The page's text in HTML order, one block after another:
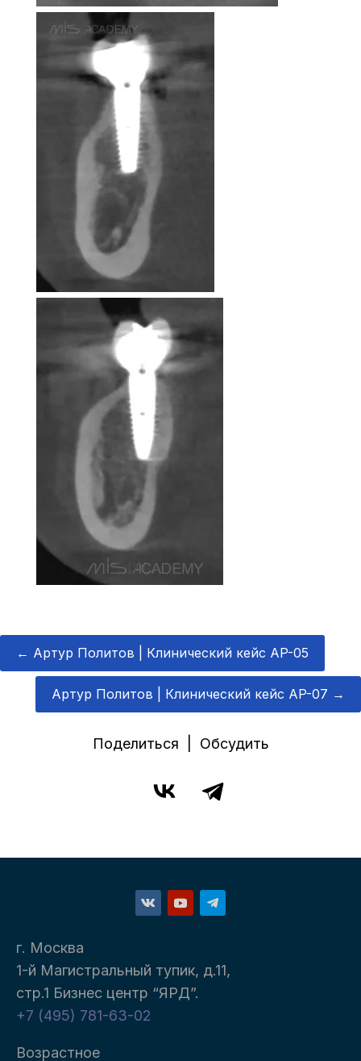
← Артур Политов | Клинический кейс AP-05
Артур Политов | Клинический кейс AP-07 →
Поделиться | Обсудить
г. Москва
1-й Магистральный тупик, д.11,
стр.1 Бизнес центр “ЯРД”.
+7 (495) 781-63-02
Возрастное